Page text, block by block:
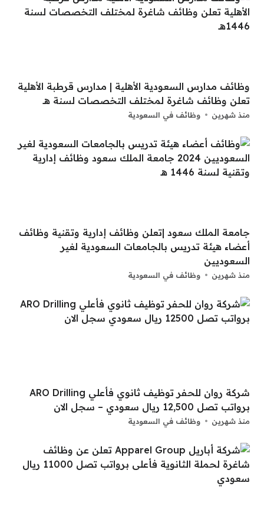
وظائف مدارس السعودية الأهلية | مدارس قرطبة الأهلية
تعلن وظائف شاغرة لمختلف التخصصات لسنة هــ
منذ شهرين وظائف في السعودية
جامعة الملك سعود |تعلن وظائف إدارية وتقنية وظائف
أعضاء هيئة تدريس بالجامعات السعودية لغير
السعوديين
منذ شهرين وظائف في السعودية
شركة روان للحفر توظيف ثانوي فأعلي ARO Drilling
برواتب تصل 12,500 ريال سعودي – سجل الان
منذ شهرين وظائف في السعودية